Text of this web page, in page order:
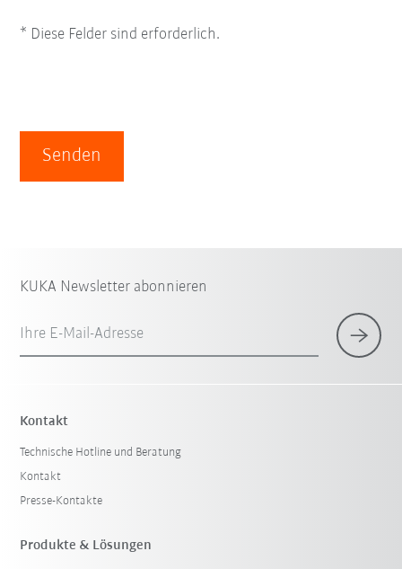
* Diese Felder sind erforderlich.
Senden
KUKA Newsletter abonnieren
Ihre E-Mail-Adresse
Kontakt
Technische Hotline und Beratung
Kontakt
Presse-Kontakte
Produkte & Lösungen